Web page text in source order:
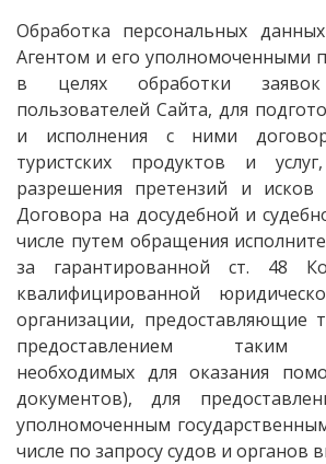
Обработка персональных данных
Агентом и его уполномоченными
в целях обработки
пользователей Сайта, для
и исполнения с ними
туристских продуктов и
разрешения претензий и
Договора на досудебной и
числе путем обращения
за гарантированной ст. 48
квалифицированной
организации, предоставляющие
предоставлением таким
необходимых для оказания
документов), для
уполномоченным
числе по запросу судов и органов